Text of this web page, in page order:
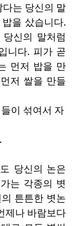
는 당신의 말
을 샀습니다.
신의 말처럼
니다. 피가 곧
먼저 밥을 만
저 쌀을 만들
이 섞여서 자
당신의 논은
는 각종의 볏
튼튼한 볏논
제나 바람보다